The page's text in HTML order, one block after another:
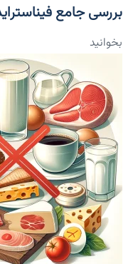
بررسی جامع
بخوانید